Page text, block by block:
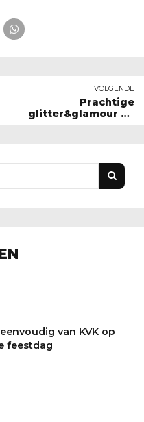
VOLGENDE
Prachtige
glitter&glamour bij
van KVK op
feestdag